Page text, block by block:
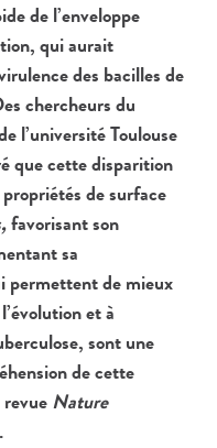
de l’enveloppe
qui aurait
des bacilles de
chercheurs du
l’université Toulouse
que cette disparition
de surface
favorisant son
sa
permettent de mieux
et à
sont une
de cette
Nature